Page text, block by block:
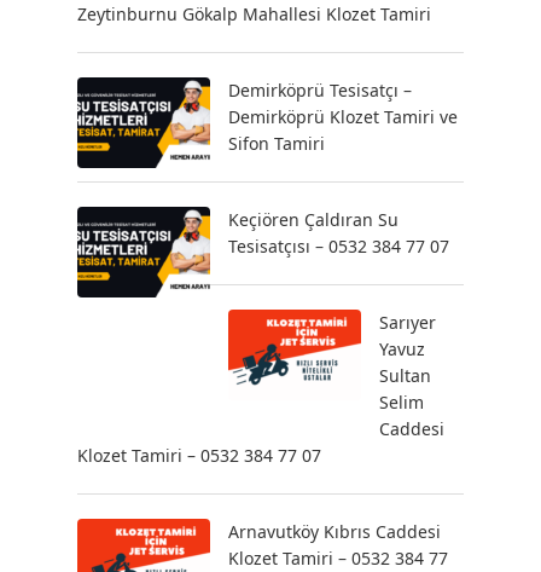
Zeytinburnu Gökalp Mahallesi Klozet Tamiri
Demirköprü Tesisatçı –
Demirköprü Klozet Tamiri ve
Sifon Tamiri
Keçiören Çaldıran Su
Tesisatçısı – 0532 384 77 07
Sarıyer
Yavuz
Sultan
Selim
Caddesi
Klozet Tamiri – 0532 384 77 07
Arnavutköy Kıbrıs Caddesi
Klozet Tamiri – 0532 384 77